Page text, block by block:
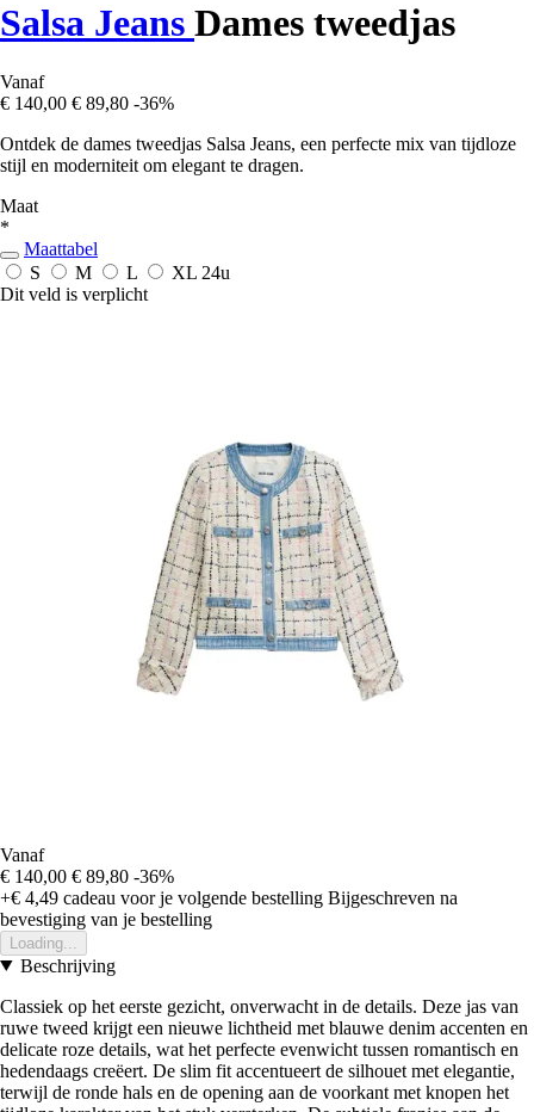
Salsa Jeans Dames tweedjas
Vanaf
€ 140,00 € 89,80 -36%
Ontdek de dames tweedjas Salsa Jeans, een perfecte mix van tijdloze
stijl en moderniteit om elegant te dragen.
Maat
*
Maattabel
S
M L XL 24u
Dit veld is verplicht
Vanaf
€ 140,00 € 89,80 -36%
+€ 4,49 cadeau voor je volgende bestelling Bijgeschreven na
bevestiging van je bestelling
Loading...
Beschrijving
Classiek op het eerste gezicht, onverwacht in de details. Deze jas van
ruwe tweed krijgt een nieuwe lichtheid met blauwe denim accenten en
delicate roze details, wat het perfecte evenwicht tussen romantisch en
hedendaags creëert. De slim fit accentueert de silhouet met elegantie,
terwijl de ronde hals en de opening aan de voorkant met knopen het